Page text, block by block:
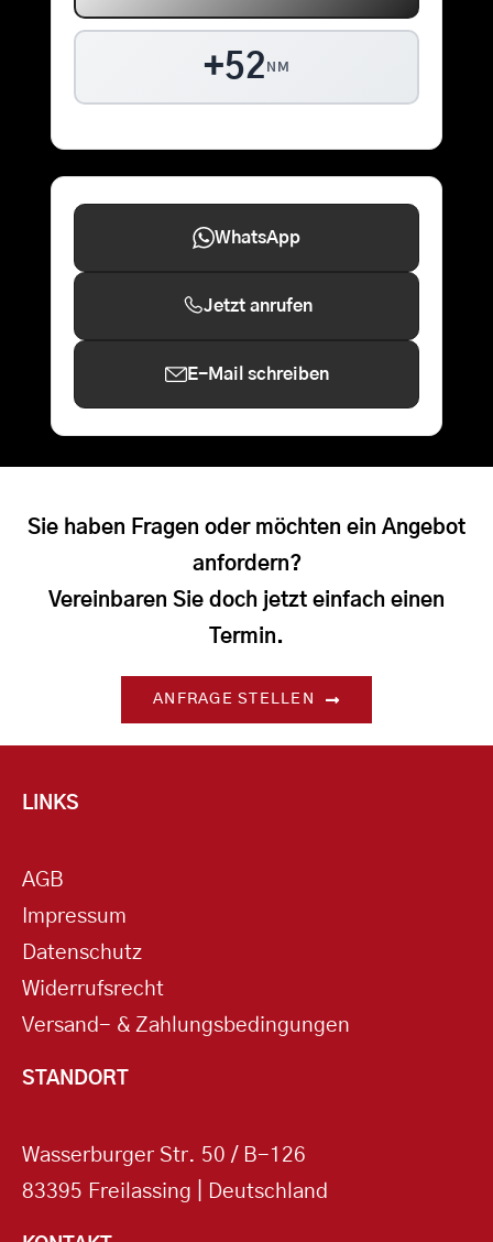
+52 NM
WhatsApp
Jetzt anrufen
E-Mail schreiben
Sie haben Fragen oder möchten ein Angebot
anfordern?
Vereinbaren Sie doch jetzt einfach einen
Termin.
ANFRAGE STELLEN
LINKS
AGB
Impressum
Datenschutz
Widerrufsrecht
Versand- & Zahlungsbedingungen
STANDORT
Wasserburger Str. 50 / B-126
83395 Freilassing | Deutschland